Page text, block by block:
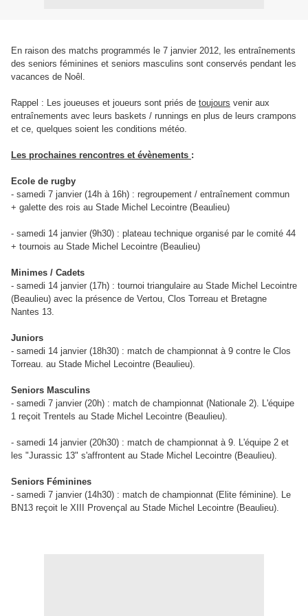
En raison des matchs programmés le 7 janvier 2012, les entraînements
des seniors féminines et seniors masculins sont conservés pendant les
vacances de Noêl.
Rappel : Les joueuses et joueurs sont priés de toujours venir aux
entraînements avec leurs baskets / runnings en plus de leurs crampons
et ce, quelques soient les conditions météo.
Les prochaines rencontres et évènements :
Ecole de rugby
- samedi 7 janvier (14h à 16h) : regroupement / entraînement commun
+ galette des rois au Stade Michel Lecointre (Beaulieu)
- samedi 14 janvier (9h30) : plateau technique organisé par le comité 44
+ tournois au Stade Michel Lecointre (Beaulieu)
Minimes / Cadets
- samedi 14 janvier (17h) : tournoi triangulaire au Stade Michel Lecointre
(Beaulieu) avec la présence de Vertou, Clos Torreau et Bretagne
Nantes 13.
Juniors
- samedi 14 janvier (18h30) : match de championnat à 9 contre le Clos
Torreau. au Stade Michel Lecointre (Beaulieu).
Seniors Masculins
- samedi 7 janvier (20h) : match de championnat (Nationale 2). L'équipe
1 reçoit Trentels au Stade Michel Lecointre (Beaulieu).
- samedi 14 janvier (20h30) : match de championnat à 9. L'équipe 2 et
les "Jurassic 13" s'affrontent au Stade Michel Lecointre (Beaulieu).
Seniors Féminines
- samedi 7 janvier (14h30) : match de championnat (Elite féminine). Le
BN13 reçoit le XIII Provençal au Stade Michel Lecointre (Beaulieu).